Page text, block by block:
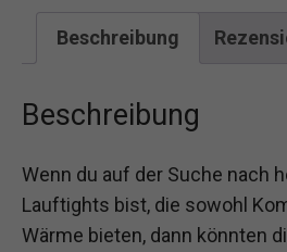
Beschreibung
Beschreibung
Wenn du auf der Suche nach
Lauftights bist, die sowohl
Wärme bieten, dann könnten